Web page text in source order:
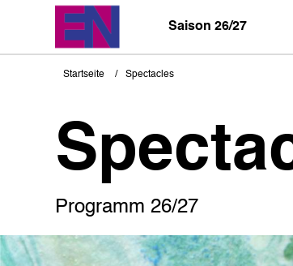
Saison 26/27
Pfadnavigation
Startseite Spectacles
Programm 26/27